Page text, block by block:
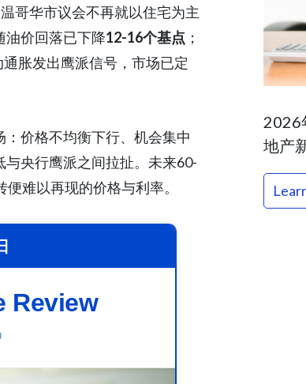
哥华市议会不再就以住宅为主
油价回落已下降12-16个基点 ；
胀发出鹰派信号，市场已定
价格不均衡下行、机会集中
央行鹰派之间拉扯。未来60-
难以再现的价格与利率。
Review
2026
地产